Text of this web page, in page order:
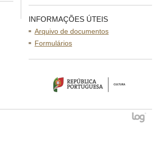
INFORMAÇÕES ÚTEIS
Arquivo de documentos
Formulários